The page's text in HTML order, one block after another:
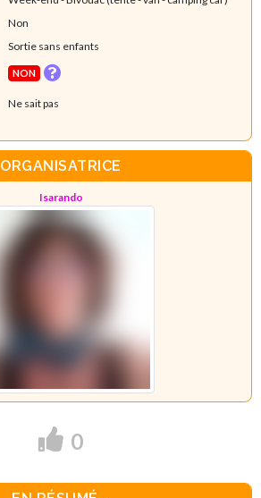
Non
Sortie sans enfants
NON
Ne sait pas
ORGANISATRICE
Isarando
0